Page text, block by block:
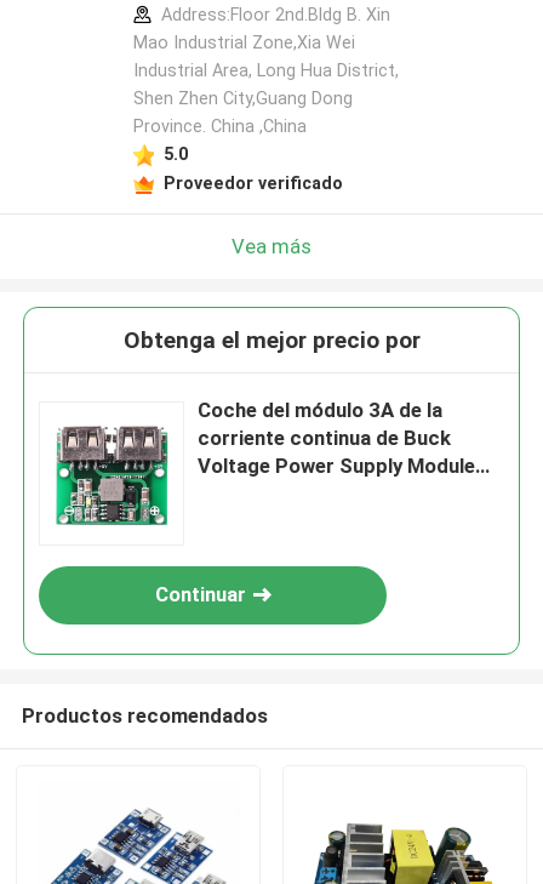
Address:Floor 2nd.Bldg B. Xin
Mao Industrial Zone,Xia Wei
Industrial Area, Long Hua District,
Shen Zhen City,Guang Dong
Province. China ,China
5.0
Proveedor verificado
Vea más
Obtenga el mejor precio por
Coche del módulo 3A de la
corriente continua de Buck
Voltage Power Supply Module
Continuar
Productos recomendados